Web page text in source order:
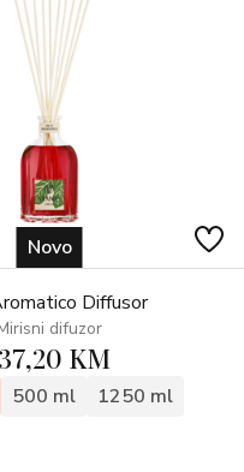
Novo
Diffusor
difuzor
KM
500 ml 1250 ml